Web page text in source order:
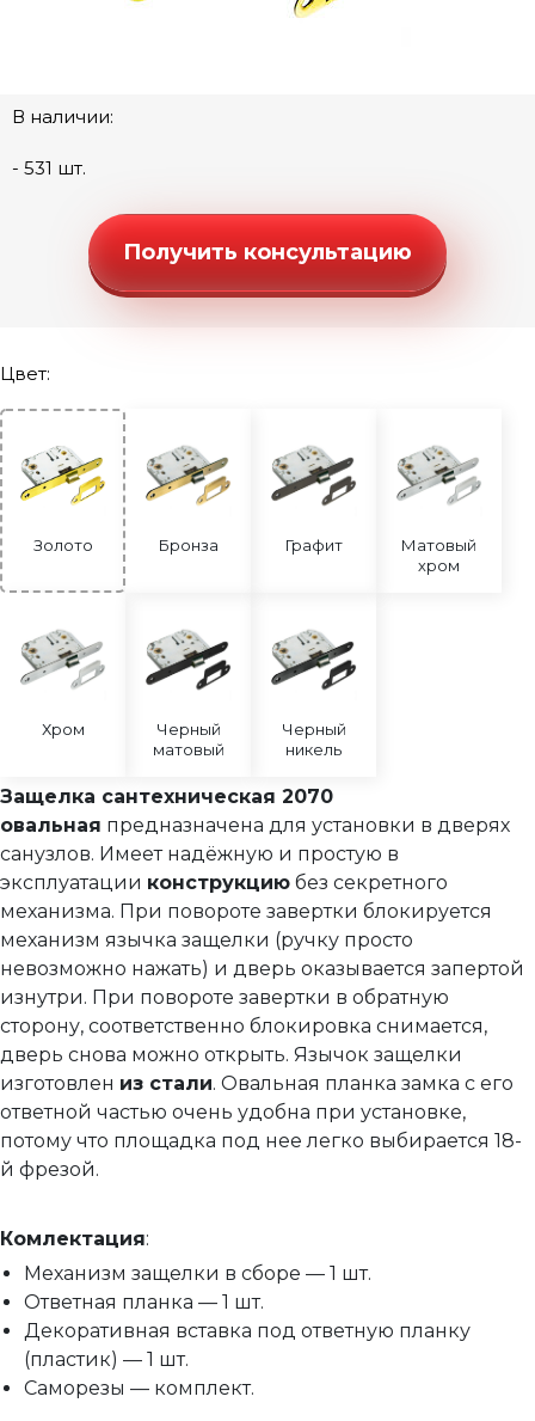
Сантехнический замок 5300
Сантехнический замок 5300 бесшумный
Сантехнический замок 5300-3090 магнитный
Защелка сантехническая 2070 овальная
Защелка сантехническая 2070 магнитная
Сантехнические завертки
Цилиндры
Накладки под цилиндр
Фурнитура для финских дверей
Механизмы для раздвижных и складных дверей
Прочее (доводчики, ограничители)
В наличии:
- 531 шт.
Получить консультацию
Цвет:
Бронза Графит
Золото
Матовый
хром
Хром
Черный
матовый
Черный
никель
Защелка сантехническая 2070
овальная предназначена для установки в дверях
санузлов. Имеет надёжную и простую в
эксплуатации конструкцию без секретного
механизма. При повороте завертки блокируется
механизм язычка защелки (ручку просто
невозможно нажать) и дверь оказывается запертой
изнутри. При повороте завертки в обратную
сторону, соответственно блокировка снимается,
дверь снова можно открыть. Язычок защелки
изготовлен из стали. Овальная планка замка с его
ответной частью очень удобна при установке,
потому что площадка под нее легко выбирается 18-
й фрезой.
Комлектация:
Механизм защелки в сборе — 1 шт.
Ответная планка — 1 шт.
Декоративная вставка под ответную планку
(пластик) — 1 шт.
Саморезы — комплект.